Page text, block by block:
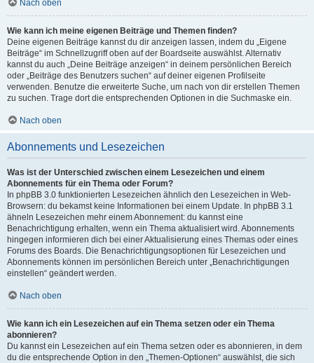
Nach oben
Wie kann ich meine eigenen Beiträge und Themen finden?
Deine eigenen Beiträge kannst du dir anzeigen lassen, indem du „Eigene
Beiträge“ im Schnellzugriff oben auf der Boardseite auswählst. Alternativ
kannst du auch „Deine Beiträge anzeigen“ in deinem persönlichen Bereich
oder „Beiträge des Benutzers suchen“ auf deiner eigenen Profilseite
verwenden. Benutze die erweiterte Suche, um nach von dir erstellen Themen
zu suchen. Trage dort die entsprechenden Optionen in die Suchmaske ein.
Nach oben
Abonnements und Lesezeichen
Was ist der Unterschied zwischen einem Lesezeichen und einem
Abonnements für ein Thema oder Forum?
In phpBB 3.0 funktionierten Lesezeichen ähnlich den Lesezeichen in Web-
Browsern: du bekamst keine Informationen bei einem Update. In phpBB 3.1
ähneln Lesezeichen mehr einem Abonnement: du kannst eine
Benachrichtigung erhalten, wenn ein Thema aktualisiert wird. Abonnements
hingegen informieren dich bei einer Aktualisierung eines Themas oder eines
Forums des Boards. Die Benachrichtigungsoptionen für Lesezeichen und
Abonnements können im persönlichen Bereich unter „Benachrichtigungen
einstellen“ geändert werden.
Nach oben
Wie kann ich ein Lesezeichen auf ein Thema setzen oder ein Thema
abonnieren?
Du kannst ein Lesezeichen auf ein Thema setzen oder es abonnieren, in dem
du die entsprechende Option in den „Themen-Optionen“ auswählst, die sich